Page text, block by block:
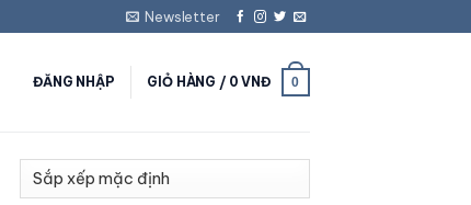
Newsletter
ĐĂNG NHẬP GIỎ HÀNG / 0VNĐ 0